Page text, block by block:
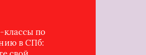
классы по
в СПб: